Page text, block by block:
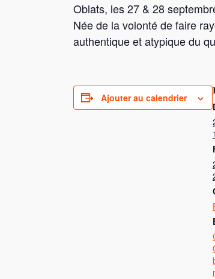
Oblats, les 27 & 28
Née de la volonté de faire
authentique et atypique du
Ajouter au calendrier